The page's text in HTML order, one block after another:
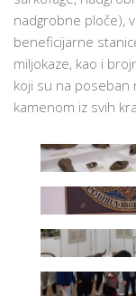
nadgrobne ploče),
beneficijarne
miljokaze, kao i
koji su na poseban
kamenom iz svih